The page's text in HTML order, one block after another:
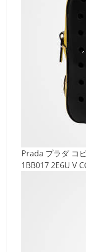
Prada プラダ コ
1BB017 2E6U V